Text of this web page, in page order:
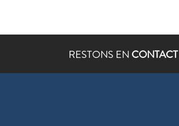
RESTONS EN CONTACT